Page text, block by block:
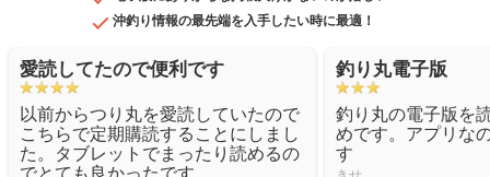
沖釣り情報の最先端を入手したい時に最適！
愛読してたので便利です
以前からつり丸を愛読していたので
こちらで定期購読することにしまし
た。タブレットでまったり読めるの
釣り丸電子版
釣り丸の電子版を
めです。アプリな
す